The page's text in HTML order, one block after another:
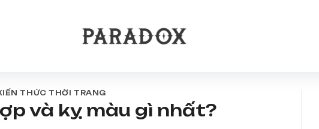
THỨC THỜI TRANG
và kỵ màu gì nhất?